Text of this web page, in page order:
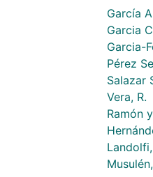
García
Garcia
Garcia-
Pérez
Salazar
Vera, R.
Ramón